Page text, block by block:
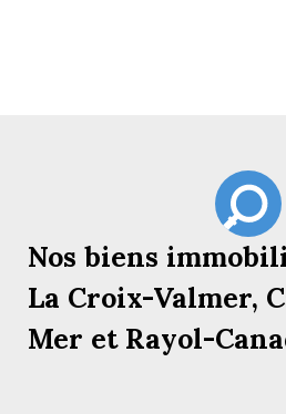
Nos biens
La Croix-Valmer,
Mer et Rayol-